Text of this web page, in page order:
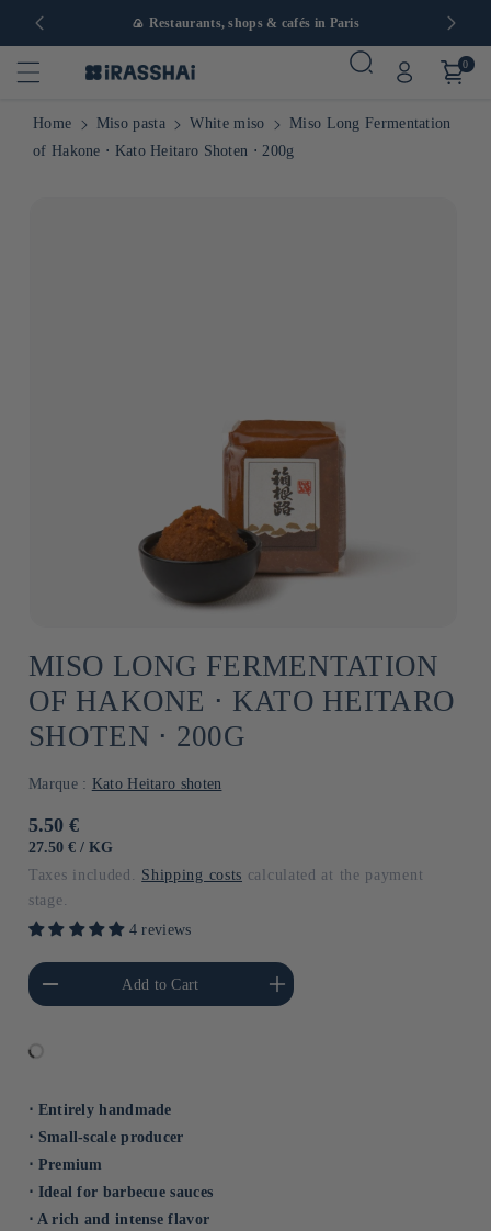
Europe 🍙 Restaurants, shops & cafés in Paris
0
Home Miso pasta White miso
Miso Long Fermentation
of Hakone ⋅ Kato Heitaro Shoten ⋅ 200g
MISO LONG FERMENTATION
OF HAKONE ⋅ KATO HEITARO
SHOTEN ⋅ 200G
Marque : Kato Heitaro shoten
Usual
price
5.50 €
UNIT
27.50 € / BY
KG
Taxes included. Shipping costs calculated at the payment
stage.
4 reviews
amount of Default
Title
Add to Cart
Increase the amount of Default
Title
⋅ Entirely handmade
⋅ Small-scale producer
⋅ Premium
⋅ Ideal for barbecue sauces
⋅ A rich and intense flavor